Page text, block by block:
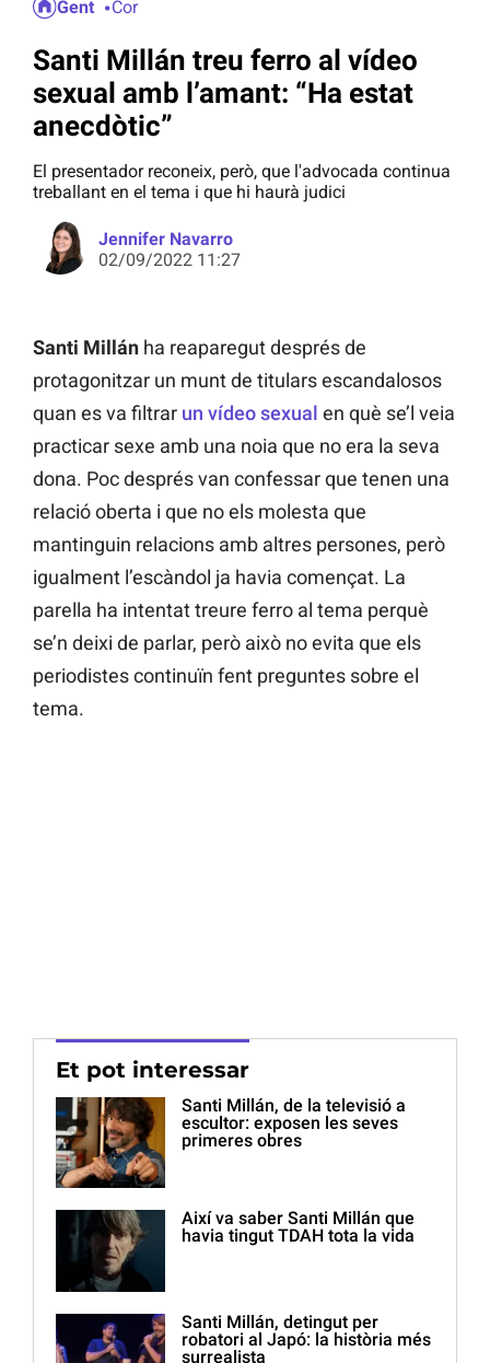
Gent Cor
Santi Millán treu ferro al vídeo
sexual amb l’amant: “Ha estat
anecdòtic”
El presentador reconeix, però, que l'advocada continua
treballant en el tema i que hi haurà judici
Jennifer Navarro
02/09/2022 11:27
Santi Millán ha reaparegut després de
protagonitzar un munt de titulars escandalosos
quan es va filtrar un vídeo sexual en què se’l veia
practicar sexe amb una noia que no era la seva
dona. Poc després van confessar que tenen una
relació oberta i que no els molesta que
mantinguin relacions amb altres persones, però
igualment l’escàndol ja havia començat. La
parella ha intentat treure ferro al tema perquè
se’n deixi de parlar, però això no evita que els
periodistes continuïn fent preguntes sobre el
tema.
Et pot interessar
Santi Millán, de la televisió a
escultor: exposen les seves
primeres obres
Així va saber Santi Millán que
havia tingut TDAH tota la vida
Santi Millán, detingut per
robatori al Japó: la història més
surrealista